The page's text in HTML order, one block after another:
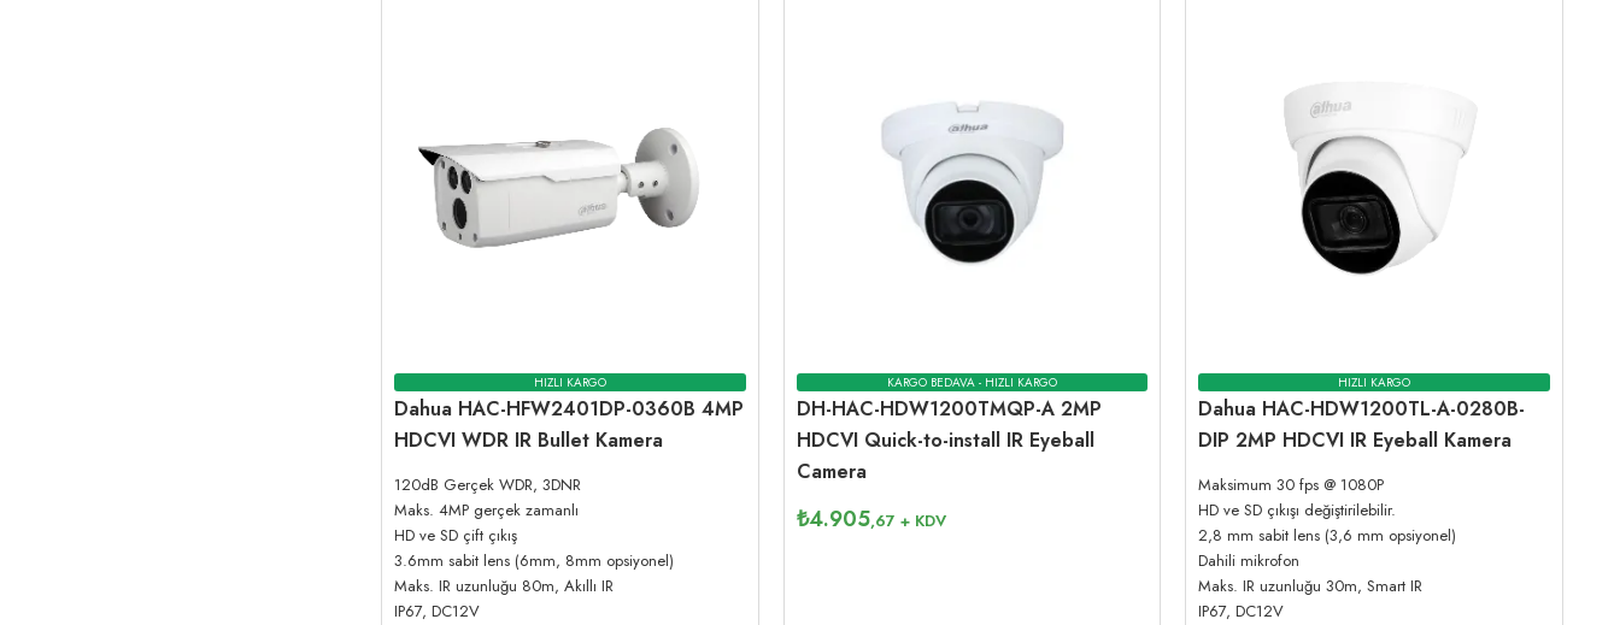
HIZLI KARGO
Dahua HAC-HFW2401DP-0360B 4MP
HDCVI WDR IR Bullet Kamera
120dB Gerçek WDR, 3DNR
Maks. 4MP gerçek zamanlı
HD ve SD çift çıkış
3.6mm sabit lens (6mm, 8mm opsiyonel)
Maks. IR uzunluğu 80m, Akıllı IR
IP67, DC12V
KARGO BEDAVA - HIZLI KARGO
DH-HAC-HDW1200TMQP-A 2MP
HDCVI Quick-to-install IR Eyeball
Camera
₺4.905,67 + KDV
HIZLI KARGO
Dahua HAC-HDW1200TL-A-0280B-
DIP 2MP HDCVI IR Eyeball Kamera
Maksimum 30 fps @ 1080P
HD ve SD çıkışı değiştirilebilir.
2,8 mm sabit lens (3,6 mm opsiyonel)
Dahili mikrofon
Maks. IR uzunluğu 30m, Smart IR
IP67, DC12V